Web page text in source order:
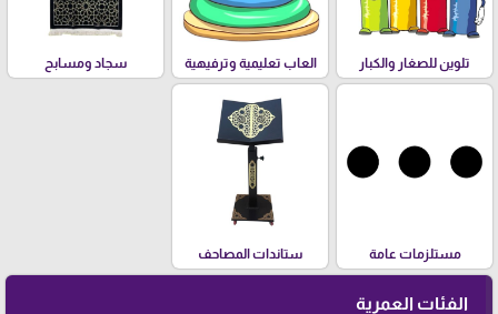
تلوين للصغار والكبار العاب تعليمية وترفيهية سجاد ومسابح
مستلزمات عامة ستاندات المصاحف
الفئات العمرية